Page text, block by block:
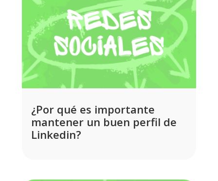
¿Por qué es importante
mantener un buen perfil de
Linkedin?